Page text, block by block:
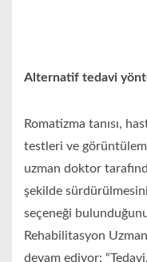
Alternatif tedavi
Romatizma tanısı,
testleri ve
uzman doktor
şekilde
seçeneği
Rehabilitasyon
devam ediyor: